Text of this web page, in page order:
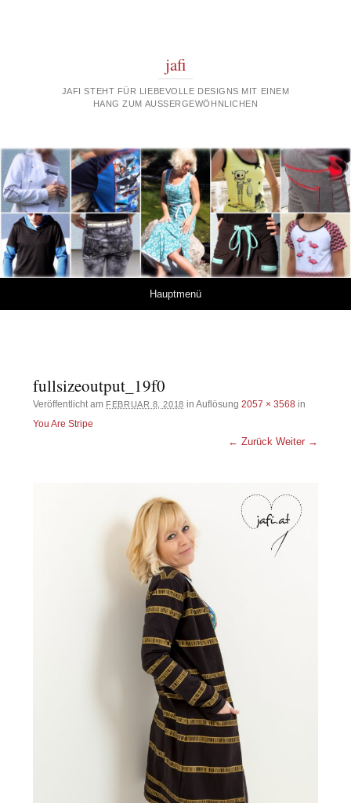
jafi
JAFI STEHT FÜR LIEBEVOLLE DESIGNS MIT EINEM
HANG ZUM AUSSERGEWÖHNLICHEN
Hauptmenü
fullsizeoutput_19f0
Veröffentlicht am FEBRUAR 8, 2018 in Auflösung 2057 × 3568in
You Are Stripe
← Zurück Weiter →